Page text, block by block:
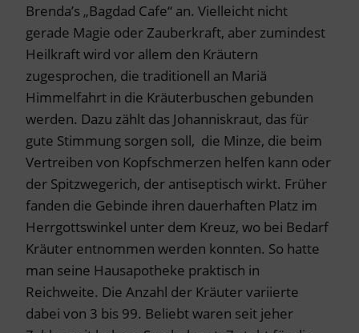
Brenda’s „Bagdad Cafe“ an. Vielleicht nicht
gerade Magie oder Zauberkraft, aber zumindest
Heilkraft wird vor allem den Kräutern
zugesprochen, die traditionell an Mariä
Himmelfahrt in die Kräuterbuschen gebunden
werden. Dazu zählt das Johanniskraut, das für
gute Stimmung sorgen soll, die Minze, die beim
Vertreiben von Kopfschmerzen helfen kann oder
der Spitzwegerich, der antiseptisch wirkt. Früher
fanden die Gebinde ihren dauerhaften Platz im
Herrgottswinkel unter dem Kreuz, wo bei Bedarf
Kräuter entnommen werden konnten. So hatte
man seine Hausapotheke praktisch in
Reichweite. Die Anzahl der Kräuter variierte
dabei von 3 bis 99. Beliebt waren seit jeher